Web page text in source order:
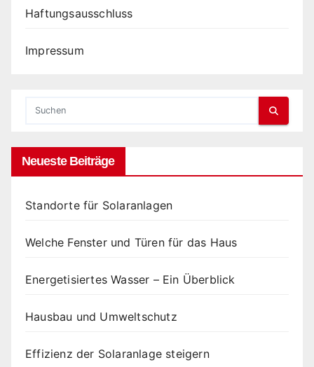
Haftungsausschluss
Impressum
Neueste Beiträge
Standorte für Solaranlagen
Welche Fenster und Türen für das Haus
Energetisiertes Wasser – Ein Überblick
Hausbau und Umweltschutz
Effizienz der Solaranlage steigern